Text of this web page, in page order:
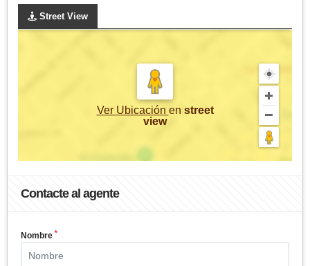
Street View
Ver Ubicación en street
view
Contacte al agente
Nombre *